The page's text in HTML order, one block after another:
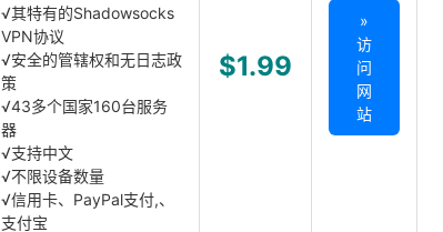
√其特有的Shadowsocks
VPN协议
√安全的管辖权和无日志政
策
√43多个国家160台服务
器
√支持中文
√不限设备数量
√信用卡、PayPal支付,、
支付宝
$1.99
»
访
问
网
站